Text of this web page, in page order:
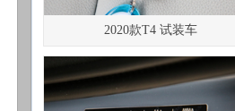
2020款T4 试装车